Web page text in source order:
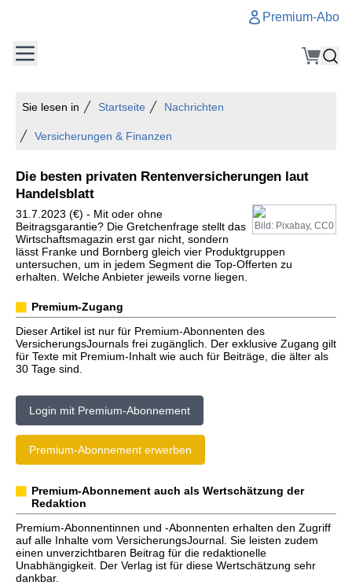
Premium-Abo
Sie lesen in Startseite Nachrichten
Versicherungen & Finanzen
Die besten privaten Rentenversicherungen laut
Handelsblatt
Bild: Pixabay, CC0
31.7.2023 (€) - Mit oder ohne
Beitragsgarantie? Die Gretchenfrage stellt das
Wirtschaftsmagazin erst gar nicht, sondern
lässt Franke und Bornberg gleich vier Produktgruppen
untersuchen, um in jedem Segment die Top-Offerten zu
erhalten. Welche Anbieter jeweils vorne liegen.
Premium-Zugang
Dieser Artikel ist nur für Premium-Abonnenten des
VersicherungsJournals frei zugänglich. Der exklusive Zugang gilt
für Texte mit Premium-Inhalt wie auch für Beiträge, die älter als
30 Tage sind.
Login mit Premium-Abonnement
Premium-Abonnement erwerben
Premium-Abonnement auch als Wertschätzung der
Redaktion
Premium-Abonnentinnen und -Abonnenten erhalten den Zugriff
auf alle Inhalte vom VersicherungsJournal. Sie leisten zudem
einen unverzichtbaren Beitrag für die redaktionelle
Unabhängigkeit. Der Verlag ist für diese Wertschätzung sehr
dankbar.